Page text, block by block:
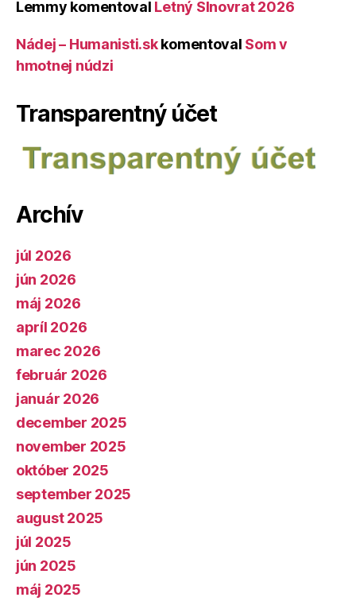
Lemmy komentoval Letný Slnovrat 2026
Nádej – Humanisti.skkomentoval Som v
hmotnej núdzi
Transparentný účet
Archív
júl 2026
jún 2026
máj 2026
apríl 2026
marec 2026
február 2026
január 2026
december 2025
november 2025
október 2025
september 2025
august 2025
júl 2025
jún 2025
máj 2025